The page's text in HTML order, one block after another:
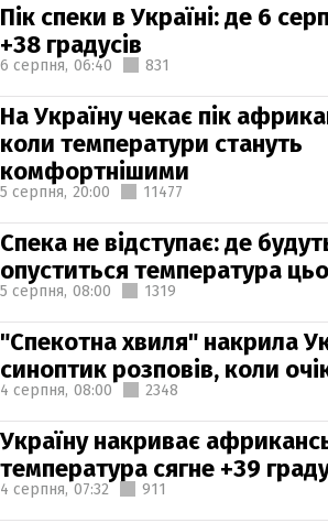
Пік спеки в Україні: де 6
+38 градусів
6 серпня, 06:40 831
На Україну чекає пік
коли температури стануть
комфортнішими
5 серпня, 20:00 11477
Спека не відступає: де
опуститься температура
5 серпня, 08:00 1319
"Спекотна хвиля" накрила
синоптик розповів, коли
4 серпня, 08:00 2348
Україну накриває
температура сягне +39
4 серпня, 07:32 911